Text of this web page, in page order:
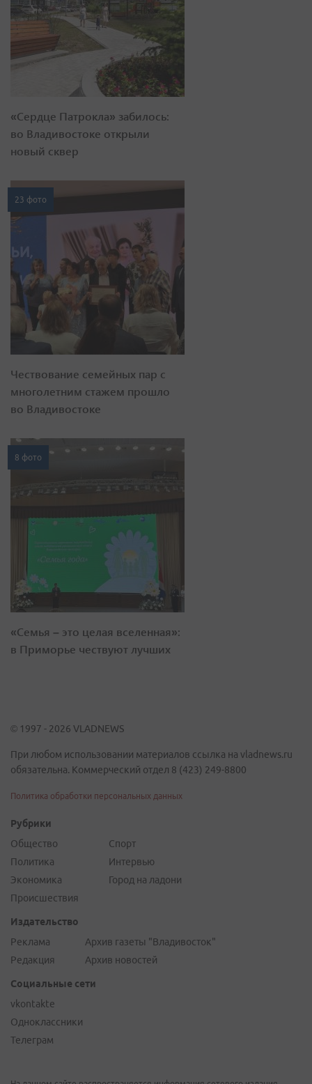
«Сердце Патрокла» забилось:
во Владивостоке открыли
новый сквер
23 фото
Чествование семейных пар с
многолетним стажем прошло
во Владивостоке
8 фото
«Семья – это целая вселенная»:
в Приморье чествуют лучших
© 1997 - 2026 VLADNEWS
При любом использовании материалов ссылка на vladnews.ru
обязательна. Коммерческий отдел 8 (423) 249-8800
Политика обработки персональных данных
Рубрики
Общество
Политика
Экономика
Происшествия
Спорт
Интервью
Город на ладони
Издательство
Реклама
Редакция
Архив газеты "Владивосток"
Архив новостей
Социальные сети
vkontakte
Одноклассники
Телеграм